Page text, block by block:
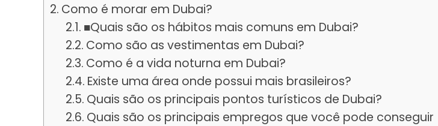
Como é morar em Dubai?
■Quais são os hábitos mais comuns em Dubai?
Como são as vestimentas em Dubai?
Como é a vida noturna em Dubai?
Existe uma área onde possui mais brasileiros?
Quais são os principais pontos turísticos de Dubai?
Quais são os principais empregos que você pode conseguir